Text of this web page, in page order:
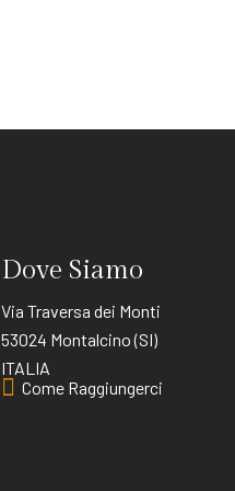
Dove Siamo
Via Traversa dei Monti
53024 Montalcino (SI)
ITALIA
Come Raggiungerci